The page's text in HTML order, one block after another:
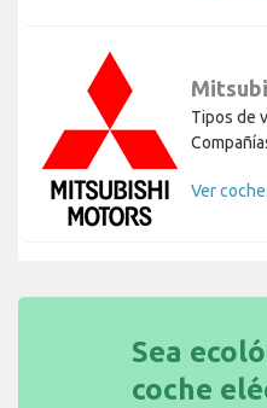
Tipos de
Ver
Sea
coche